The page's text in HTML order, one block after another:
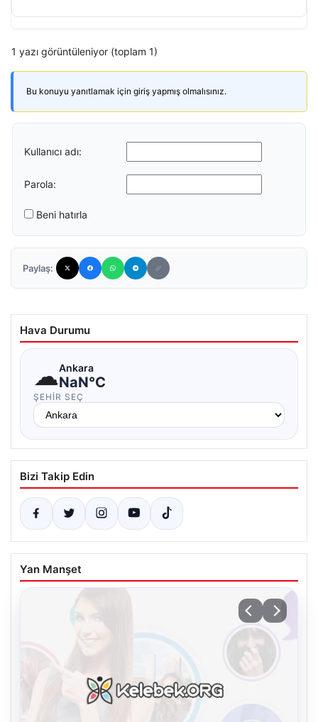
1 yazı görüntüleniyor (toplam 1)
Bu konuyu yanıtlamak için giriş yapmış olmalısınız.
Kullanıcı adı:
Parola:
Beni hatırla
Paylaş:
Hava Durumu
☁Ankara
NaN°C
ŞEHIR SEÇ
Bizi Takip Edin
Yan Manşet